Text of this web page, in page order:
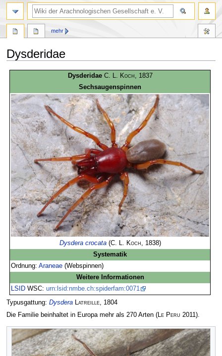
Dysderidae
springen
springen
Dysderidae C. L. Koch , 1837
Sechsaugenspinnen
Dysdera crocata(C. L. Koch , 1838)
Systematik
Ordnung:Araneae (Webspinnen)
Weitere Informationen
LSID WSC:urn:lsid:nmbe.ch:spiderfam:0071
Typusgattung: Dysdera Latreille, 1804
Die Familie beinhaltet in Europa mehr als 270 Arten (Le Peru 2011).
mehr